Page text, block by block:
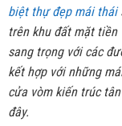
biệt thự đẹp mái thái
trên khu đất mặt
sang trọng với các
kết hợp với những
cửa vòm kiến trúc
đây.